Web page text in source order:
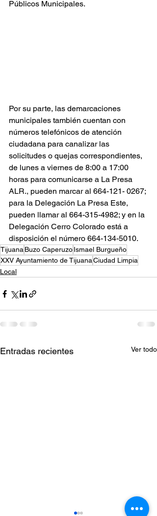
Públicos Municipales.
Por su parte, las demarcaciones
municipales también cuentan con
números telefónicos de atención
ciudadana para canalizar las
solicitudes o quejas correspondientes,
de lunes a viernes de 8:00 a 17:00
horas para comunicarse a La Presa
ALR., pueden marcar al 664-121- 0267;
para la Delegación La Presa Este,
pueden llamar al 664-315-4982; y en la
Delegación Cerro Colorado está a
disposición el número 664-134-5010.
TijuanaBuzo CaperuzoIsmael Burgueño
XXV Ayuntamiento de TijuanaCiudad Limpia
Local
Entradas recientes Ver todo